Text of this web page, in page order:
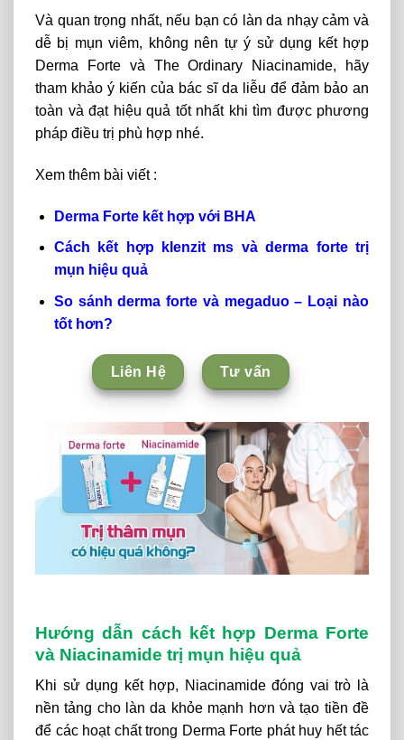
Và quan trọng nhất, nếu bạn có làn da nhạy cảm và
dễ bị mụn viêm, không nên tự ý sử dụng kết hợp
Derma
Forte và The Ordinary Niacinamide,
hãy
tham khảo ý kiến ​​của bác sĩ da liễu để đảm bảo an
toàn và đạt hiệu quả tốt nhất khi tìm được phương
pháp điều trị phù hợp nhé.
Xem thêm bài viết :
Derma Forte kết hợp với BHA
Cách kết hợp klenzit ms và derma forte trị
mụn hiệu quả
So sánh derma forte và megaduo – Loại nào
tốt hơn?
Liên Hệ Tư vấn
Hướng dẫn cách kết hợp Derma Forte
và Niacinamide trị mụn hiệu quả
Khi sử dụng kết hợp, Niacinamide đóng vai trò là
nền tảng cho làn da khỏe mạnh hơn và tạo tiền đề
để các hoạt chất trong Derma Forte phát huy hết tác